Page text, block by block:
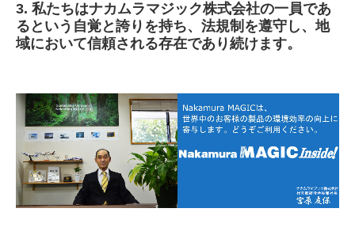
沿革
アクセス
表彰・受賞履歴
ニュース(一覧)
採用情報
3. 私たちはナカムラマジック株式会社の一員であ
るという自覚と誇りを持ち、法規制を遵守し、地
域において信頼される存在であり続けます。